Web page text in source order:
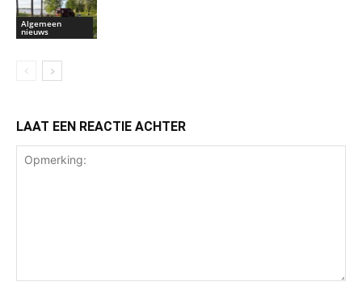
Algemeen
nieuws
LAAT EEN REACTIE ACHTER